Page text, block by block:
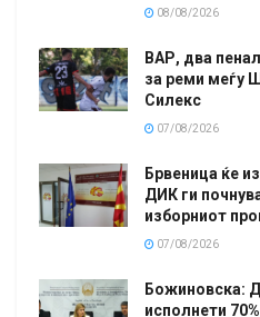
08/08/2026
ВАР, два
за реми меѓу
Силекс
07/08/2026
Брвеница ќе
ДИК ги
изборниот
07/08/2026
Божиновска:
исполнети